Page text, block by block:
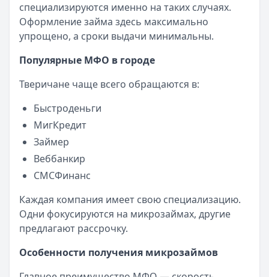
специализируются именно на таких случаях.
Оформление займа здесь максимально
упрощено, а сроки выдачи минимальны.
Популярные МФО в городе
Тверичане чаще всего обращаются в:
Быстроденьги
МигКредит
Займер
Веббанкир
СМСФинанс
Каждая компания имеет свою специализацию.
Одни фокусируются на микрозаймах, другие
предлагают рассрочку.
Особенности получения микрозаймов